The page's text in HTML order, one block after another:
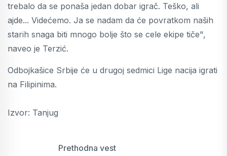
trebalo da se ponaša jedan dobar igrač. Teško, ali
ajde... Videćemo. Ja se nadam da će povratkom naših
starih snaga biti mnogo bolje što se cele ekipe tiče",
naveo je Terzić.
Odbojkašice Srbije će u drugoj sedmici Lige nacija igrati
na Filipinima.
Izvor: Tanjug
Prethodna vest